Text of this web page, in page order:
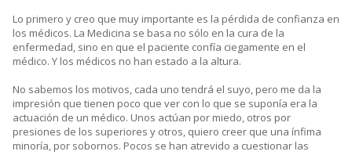
Lo primero y creo que muy importante es la pérdida de confianza en
los médicos. La Medicina se basa no sólo en la cura de la
enfermedad, sino en que el paciente confía ciegamente en el
médico. Y los médicos no han estado a la altura.
No sabemos los motivos, cada uno tendrá el suyo, pero me da la
impresión que tienen poco que ver con lo que se suponía era la
actuación de un médico. Unos actúan por miedo, otros por
presiones de los superiores y otros, quiero creer que una ínfima
minoría, por sobornos. Pocos se han atrevido a cuestionar las